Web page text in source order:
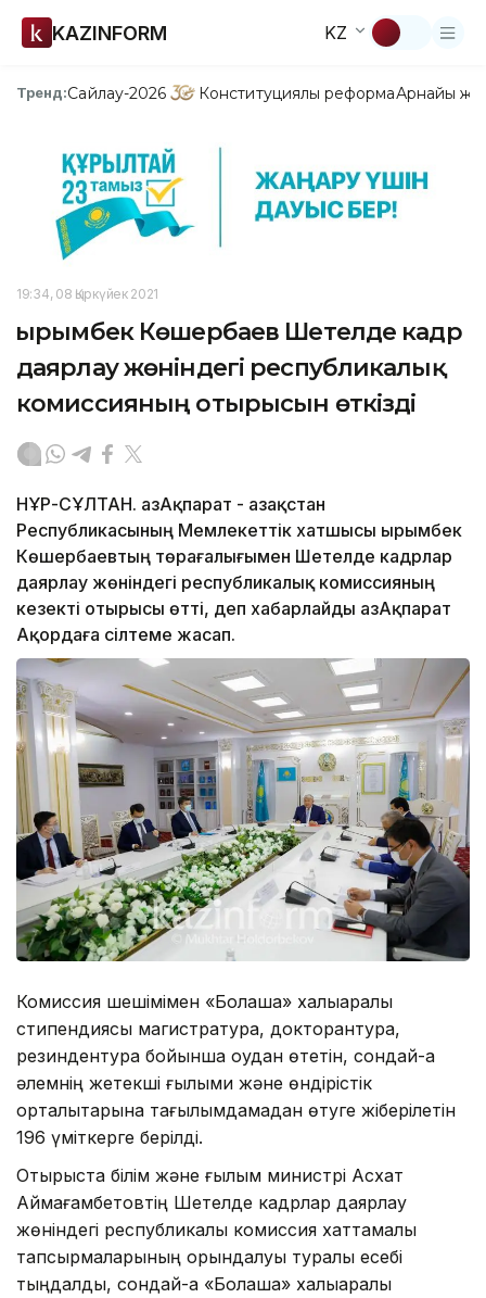
KAZINFORM KZ
Тренд:Сайлау-2026 Конституциялық реформаАрнайы
19:34, 08 Қыркүйек 2021
Қырымбек Көшербаев Шетелде кадр
даярлау жөніндегі республикалық
комиссияның отырысын өткізді
НҰР-СҰЛТАН. ҚазАқпарат - Қазақстан
Республикасының Мемлекеттік хатшысы Қырымбек
Көшербаевтың төрағалығымен Шетелде кадрлар
даярлау жөніндегі республикалық комиссияның
кезекті отырысы өтті, деп хабарлайды ҚазАқпарат
Ақордаға сілтеме жасап.
Комиссия шешімімен «Болашақ» халықаралық
стипендиясы магистратура, докторантура,
резиндентура бойынша оқудан өтетін, сондай-ақ
әлемнің жетекші ғылыми және өндірістік
орталықтарына тағылымдамадан өтуге жіберілетін
196 үміткерге берілді.
Отырыста білім және ғылым министрі Асхат
Аймағамбетовтің Шетелде кадрлар даярлау
жөніндегі республикалық комиссия хаттамалық
тапсырмаларының орындалуы туралы есебі
тыңдалды, сондай-ақ «Болашақ» халықаралық